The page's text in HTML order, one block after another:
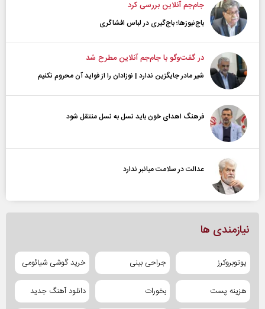
جام‌جم آنلاین بررسی کرد
باج‌نیوزها؛ باج‌گیری در لباس افشاگری
در گفت‌و‌گو با جام‌جم آنلاین مطرح شد
شیر مادر جایگزین ندارد | نوزادان را از فواید آن محروم نکنیم
فرهنگ اهدای خون باید نسل به نسل منتقل شود
عدالت در سلامت میانبر ندارد
نیازمندی ها
یوتوبروکرز جراحی بینی خرید گوشی شیائومی
هزینه پست بخورات دانلود آهنگ جدید